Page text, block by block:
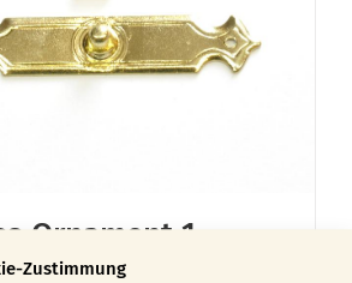
Zustimmung
Ornament 1